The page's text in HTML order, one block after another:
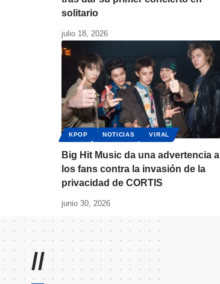
solitario
julio 18, 2026
KPOP NOTICIAS VIRAL
Big Hit Music da una advertencia a
los fans contra la invasión de la
privacidad de CORTIS
junio 30, 2026
//